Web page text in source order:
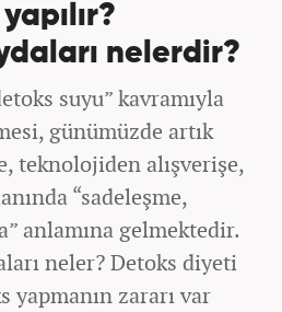
nelerdir?
suyu” kavramıyla
günümüzde artık
teknolojiden alışverişe,
“sadeleşme,
anlamına gelmektedir.
neler? Detoks diyeti
yapmanın zararı var